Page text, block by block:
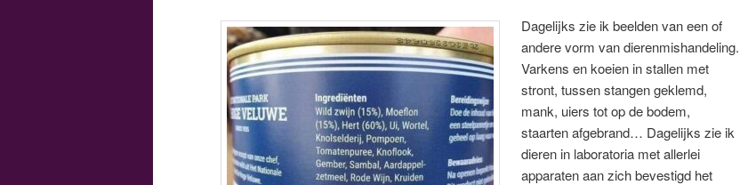
Dagelijks zie ik beelden van een of
andere vorm van dierenmishandeling.
Varkens en koeien in stallen met
stront, tussen stangen geklemd,
mank, uiers tot op de bodem,
staarten afgebrand… Dagelijks zie ik
dieren in laboratoria met allerlei
apparaten aan zich bevestigd het